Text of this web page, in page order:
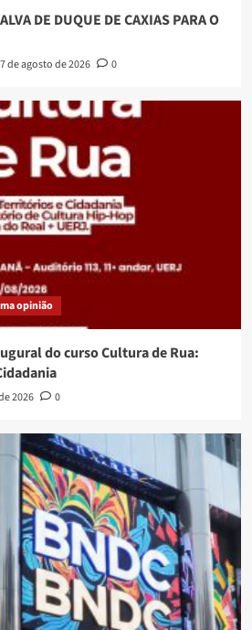
DE DUQUE DE CAXIAS PARA O
7 de agosto de 2026 0
opinião
do curso Cultura de Rua:
2026 0